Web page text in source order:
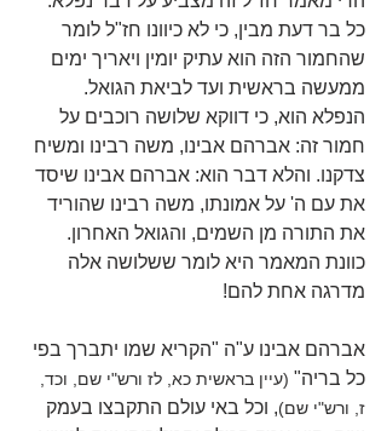
כל בר דעת מבין, כי לא כיוונו חז"ל לומר
שהחמור הזה הוא עתיק יומין ויאריך ימים
ממעשה בראשית ועד לביאת הגואל.
הנפלא הוא, כי דווקא שלושה רוכבים על
חמור זה: אברהם אבינו, משה רבינו ומשיח
צדקנו. והלא דבר הוא: אברהם אבינו שיסד
את עם ה' על אמונתו, משה רבינו שהוריד
את התורה מן השמים, והגואל האחרון.
כוונת המאמר היא לומר ששלושה אלה
מדרגה אחת להם!
אברהם אבינו ע"ה "הקריא שמו יתברך בפי
כל בריה" (עיין בראשית כא, לז ורש"י שם, וכד,
ז, ורש"י שם), וכל באי עולם התקבצו בעמק